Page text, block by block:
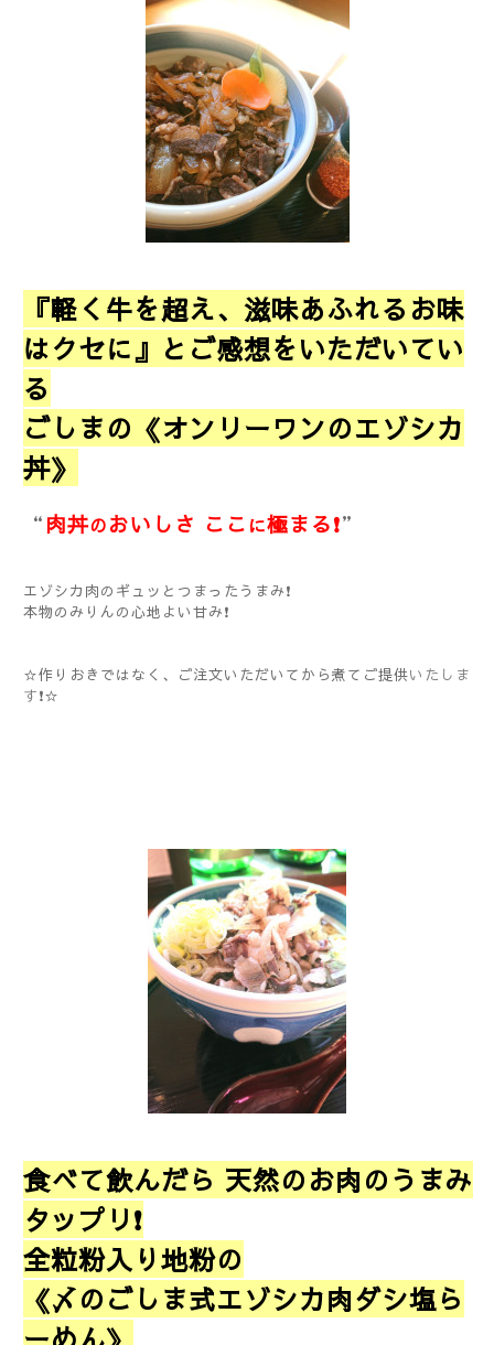
『軽く牛を超え、滋味あふれるお味
はクセに』とご感想をいただいてい
る
ごしまの《オンリーワンのエゾシカ
丼》
“肉丼のおいしさ ここ に極まる❗”
エゾシカ肉のギュッとつまったうまみ❗
本物のみりんの心地よい甘み❗
☆作りおきではなく、ご注文いただいてから煮てご提供いたしま
す❗☆
食べて飲んだら 天然のお肉のうまみ
タップリ❗
全粒粉入り地粉の
《〆のごしま式エゾシカ肉ダシ塩ら